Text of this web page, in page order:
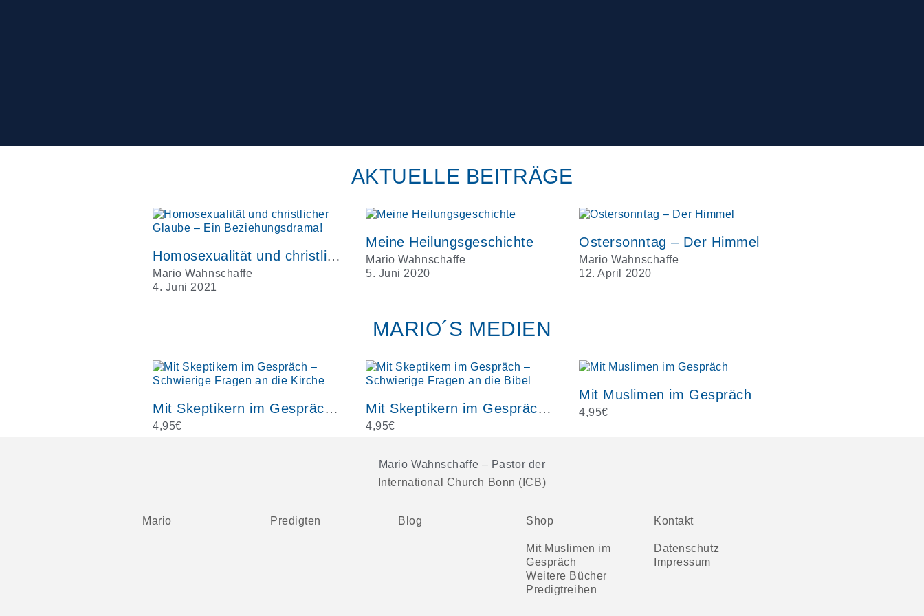
AKTUELLE BEITRÄGE
Homosexualität und christlicher Glaube – Ein Beziehungsdrama!
Mario Wahnschaffe
4. Juni 2021
Meine Heilungsgeschichte
Mario Wahnschaffe
5. Juni 2020
Ostersonntag – Der Himmel
Mario Wahnschaffe
12. April 2020
MARIO´S MEDIEN
Mit Skeptikern im Gespräch – Schwierige Fragen an die Kirche
4,95€
Mit Skeptikern im Gespräch – Schwierige Fragen an die Bibel
4,95€
Mit Muslimen im Gespräch
4,95€
Mario Wahnschaffe – Pastor der
International Church Bonn (ICB)
Mario Predigten Blog Shop
Mit Muslimen im
Gespräch
Weitere Bücher
Predigtreihen
Kontakt
Datenschutz
Impressum